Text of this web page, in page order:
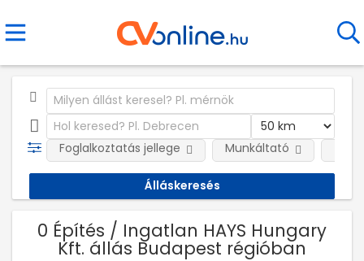
Foglalkoztatás jellege Munkáltató
0 Építés / Ingatlan HAYS Hungary
Kft. állás Budapest régióban